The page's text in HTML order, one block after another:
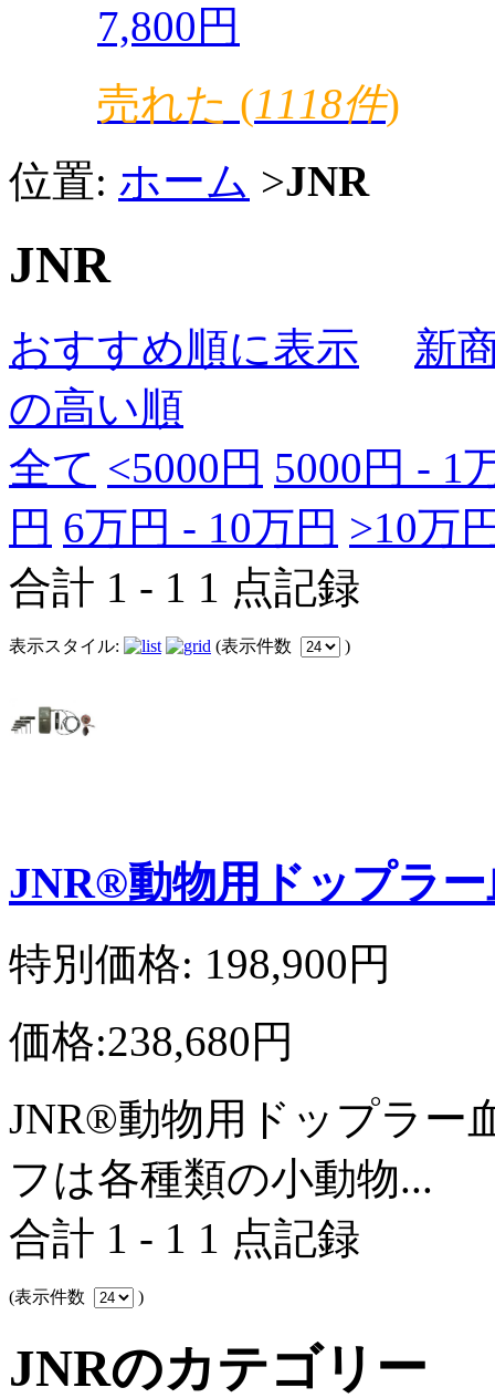
7,800円
売れた (1118件)
位置: ホーム >JNR
JNR
おすすめ順に表示
新
の高い順
全て <5000円 5000円 - 1
円 6万円 - 10万円 >10万
合計 1 - 1 1 点記録
表示スタイル: (表示件数 )
JNR®動物用ドップラ
特別価格: 198,900円
価格:238,680円
JNR®動物用ドップラー
フは各種類の小動物...
合計 1 - 1 1 点記録
(表示件数 )
JNRのカテゴリー